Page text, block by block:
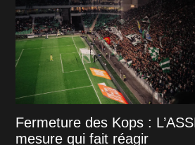
Fermeture des Kops :
mesure qui fait réagir